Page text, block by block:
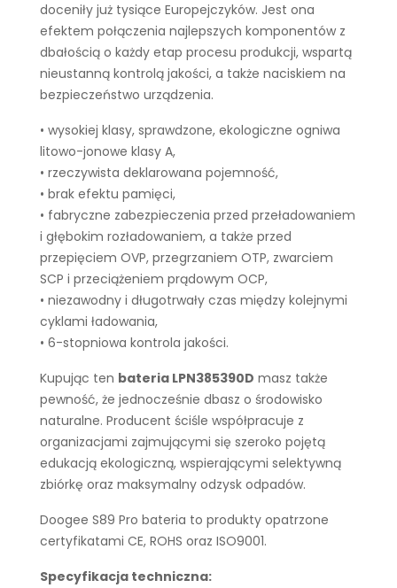
doceniły już tysiące Europejczyków. Jest ona
efektem połączenia najlepszych komponentów z
dbałością o każdy etap procesu produkcji, wspartą
nieustanną kontrolą jakości, a także naciskiem na
bezpieczeństwo urządzenia.
• wysokiej klasy, sprawdzone, ekologiczne ogniwa
litowo-jonowe klasy A,
• rzeczywista deklarowana pojemność,
• brak efektu pamięci,
• fabryczne zabezpieczenia przed przeładowaniem
i głębokim rozładowaniem, a także przed
przepięciem OVP, przegrzaniem OTP, zwarciem
SCP i przeciążeniem prądowym OCP,
• niezawodny i długotrwały czas między kolejnymi
cyklami ładowania,
• 6-stopniowa kontrola jakości.
Kupując ten bateria LPN385390D masz także
pewność, że jednocześnie dbasz o środowisko
naturalne. Producent ściśle współpracuje z
organizacjami zajmującymi się szeroko pojętą
edukacją ekologiczną, wspierającymi selektywną
zbiórkę oraz maksymalny odzysk odpadów.
Doogee S89 Pro bateria to produkty opatrzone
certyfikatami CE, ROHS oraz ISO9001.
Specyfikacja techniczna: